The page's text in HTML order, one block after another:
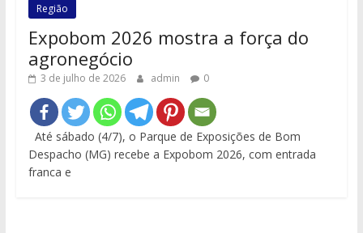
Região
Expobom 2026 mostra a força do
agronegócio
3 de julho de 2026 admin 0
Até sábado (4/7), o Parque de Exposições de Bom
Despacho (MG) recebe a Expobom 2026, com entrada
franca e